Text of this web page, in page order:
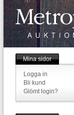
Mina sidor
Logga in
Bli kund
Glömt login?